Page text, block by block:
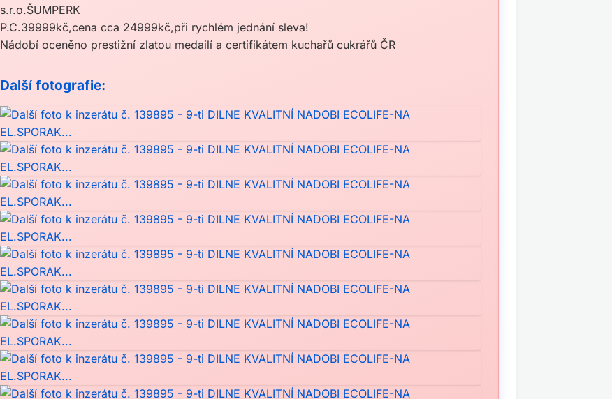
s.r.o.ŠUMPERK
P.C.39999kč,cena cca 24999kč,při rychlém jednání sleva!
Nádobí oceněno prestižní zlatou medailí a certifikátem kuchařů cukrářů ČR
Další fotografie: